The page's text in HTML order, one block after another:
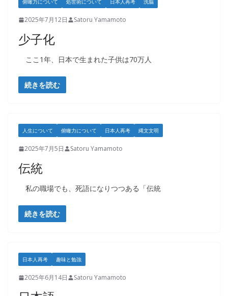
俯瞰力について 処世術について 日本人再考 洗脳
2025年7月12日 Satoru Yamamoto
少子化
ここ1年、日本で生まれた子供は70万人
続きを読む
人生について 俯瞰力について 日本人再考 縄文文明
2025年7月5日 Satoru Yamamoto
伝統
私の職場でも、死語になりつつある「伝統
続きを読む
日本人再考 趣味と勉強
2025年6月14日 Satoru Yamamoto